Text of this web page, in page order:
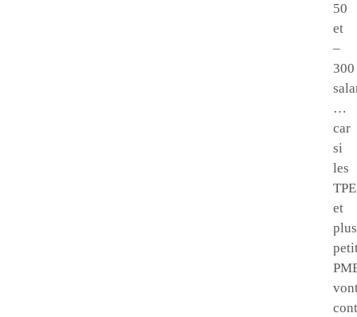
50
et
–
300
…
car
si
les
TPE
et
plus